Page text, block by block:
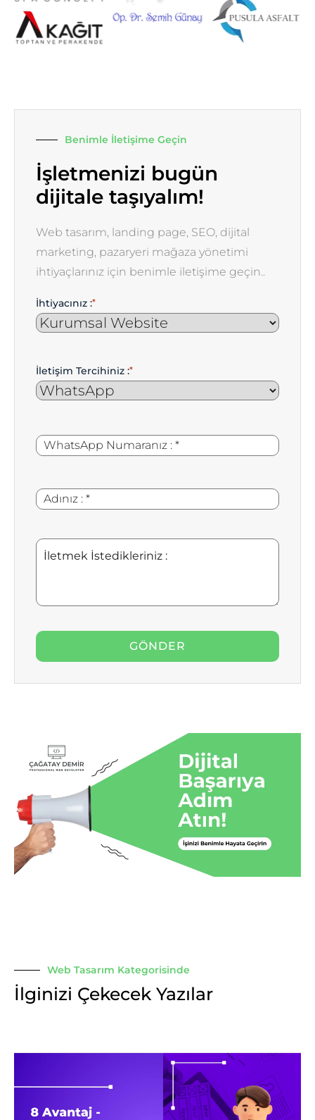
Benimle İletişime Geçin
İşletmenizi bugün
dijitale taşıyalım!
Web tasarım, landing page, SEO, dijital
marketing, pazaryeri mağaza yönetimi
ihtiyaçlarınız için benimle iletişime geçin..
İhtiyacınız :*
İletişim Tercihiniz :*
WhatsApp
Numaranız
*
Adınız
:
*
İletmek
İstedikleriniz
Web Tasarım Kategorisinde
İlginizi Çekecek Yazılar